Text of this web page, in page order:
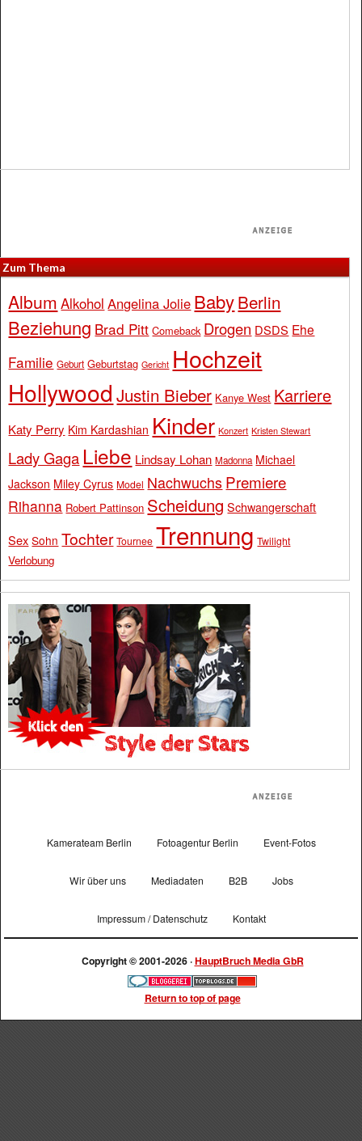
Zum Thema
Album Alkohol Angelina Jolie BabyBerlin
Beziehung Brad Pitt Comeback Drogen DSDS Ehe
Familie Geburt Geburtstag Gericht Hochzeit
Hollywood Justin Bieber Kanye West Karriere
Katy Perry Kim Kardashian Kinder Konzert Kristen Stewart
Lady Gaga Liebe Lindsay Lohan Madonna Michael
Jackson Miley Cyrus Model Nachwuchs Premiere
Rihanna Robert Pattinson Scheidung Schwangerschaft
Sex Sohn Tochter Tournee Trennung Twilight
Verlobung
Kamerateam Berlin Fotoagentur Berlin Event-Fotos
Wir über uns Mediadaten B2B Jobs
Impressum / Datenschutz Kontakt
Copyright © 2001-2026 ·HauptBruch Media GbR
Return to top of page